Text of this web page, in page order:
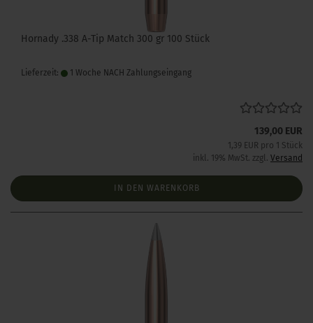
Hornady .338 A-Tip Match 300 gr 100 Stück
Lieferzeit: 1 Woche NACH Zahlungseingang
139,00 EUR
1,39 EUR pro 1 Stück
inkl. 19% MwSt. zzgl. Versand
IN DEN WARENKORB